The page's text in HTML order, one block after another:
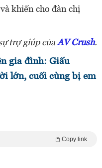
khiến cho đàn chị
trợ giúp củaAV Crush.
gia đình: Giấu
lớn, cuối cùng bị em
Copy link